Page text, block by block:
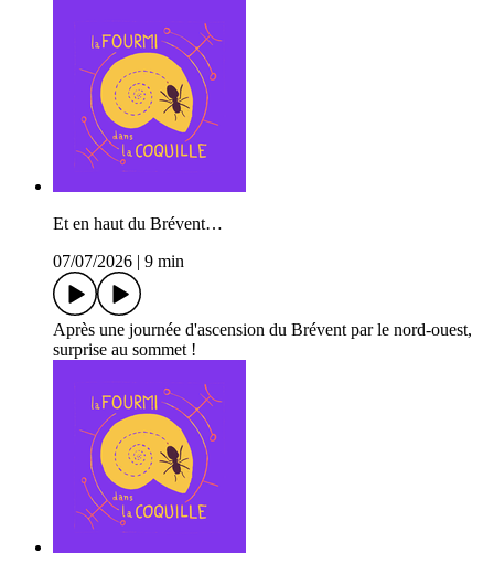
Et en haut du Brévent…
07/07/2026
9 min
Après une journée d'ascension du Brévent par le nord-ouest,
surprise au sommet !